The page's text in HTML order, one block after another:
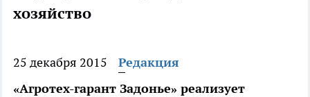
хозяйство
25 декабря 2015
Редакция
«Агротех-гарант Задонье» реализует